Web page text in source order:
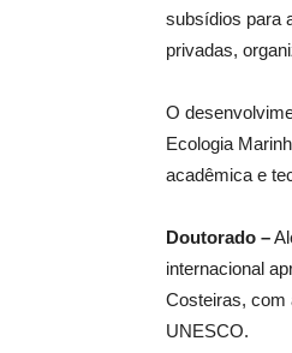
subsídios para
privadas,
O
Ecologia
acadêmica e
Doutorado –
internacional
Costeiras, com
UNESCO.